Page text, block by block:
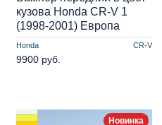
Honda CR-V
кузова Honda CR-V 1
(1998-2001) Европа
9900 руб.
Новинка